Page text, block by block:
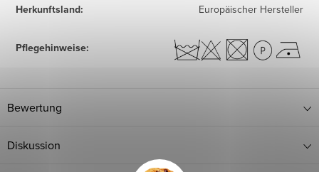
Herkunftsland: Europäischer Hersteller
Pflegehinweise:
Bewertung
Diskussion